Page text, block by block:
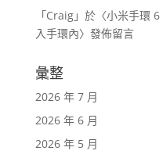
「Craig」於〈小米手環 6
入手環內〉發佈留言
彙整
2026 年 7 月
2026 年 6 月
2026 年 5 月